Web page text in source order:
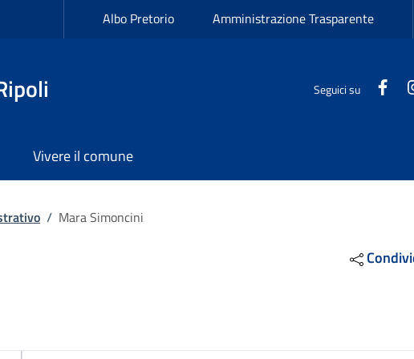
Albo Pretorio Amministrazione Trasparente
Seguici su
Vivere il comune
/ Mara Simoncini